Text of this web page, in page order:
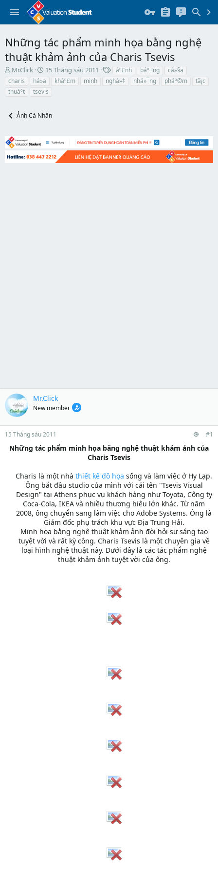
Những tác phẩm minh họa bằng nghệ
thuật khảm ảnh của Charis Tsevis
T
h
e
d
a
r
t
Mr.Click
N
g
à
y
ắ
ầ
15 Tháng sáu 2011
h
áº£nh báº±ng
cá»§a
charis
há»a kháº£m minh nghá»‡ nhá»¯ng pháº©m
tã¡c
thuáº­t
tsevis
Ảnh Cá Nhân
Mr.Click
New member
15 Tháng sáu 2011 #1
Những tác phẩm minh họa bằng nghệ thuật khảm ảnh của
Charis Tsevis
Charis là một nhà thiết kế đồ họa sống và làm việc ở Hy Lạp.
Ông bắt đầu studio của mình với cái tên "Tsevis Visual
Design" tại Athens phục vụ khách hàng như Toyota, Công ty
Coca-Cola, IKEA và nhiều thương hiệu lớn khác. Từ năm
2008, ông chuyển sang làm việc cho Adobe Systems. Ông là
Giám đốc phụ trách khu vực Địa Trung Hải.
Minh họa bằng nghệ thuật khảm ảnh đòi hỏi sự sáng tạo
tuyệt vời và rất kỳ công. Charis Tsevis là một chuyên gia về
loại hình nghệ thuật này. Dưới đây là các tác phẩm nghệ
thuật khảm ảnh tuyệt vời của ông.